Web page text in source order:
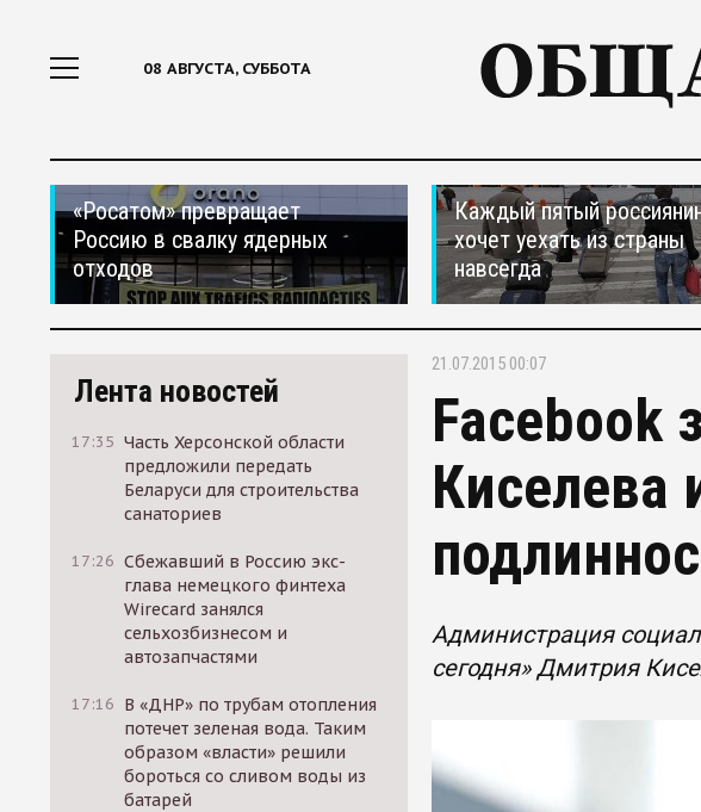
08 АВГУСТА, СУББОТА
«Росатом» превращает
Россию в свалку ядерных
отходов
Каждый пятый
хочет уехать из страны
навсегда
Лента новостей
17:35 Часть Херсонской области
предложили передать
Беларуси для строительства
санаториев
17:26 Сбежавший в Россию экс-
глава немецкого финтеха
Wirecard занялся
сельхозбизнесом и
автозапчастями
17:16 В «ДНР» по трубам отопления
потечет зеленая вода. Таким
образом «власти» решили
бороться со сливом воды из
батарей
21.07.2015 00:07
Facebook
Киселева
Администрация
сегодня» Дмитрия